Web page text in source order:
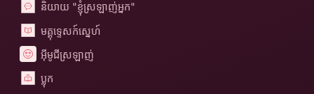
និយាយ "ខ្ញុំស្រឡាញ់អ្នក"
មគ្គុទ្ទេសក៍ស្នេហ៍
អ៊ីមូជីស្រឡាញ់
ប្លុក